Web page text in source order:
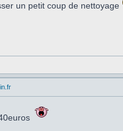
un petit coup de nettoyage